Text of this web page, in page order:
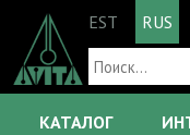
EST RUS
КАТАЛОГ